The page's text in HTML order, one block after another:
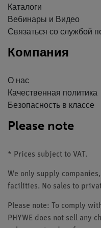
Каталоги
Вебинары и Видео
Связаться со службой
Компания
О нас
Качественная политика
Безопасность в классе
Please note
* Prices subject to VAT.
We only supply
facilities. No sales to
Please note: To comply
PHYWE does not sell any